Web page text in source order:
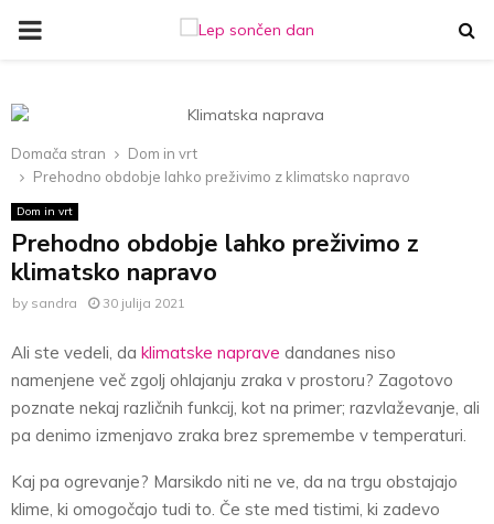
PRIMARY
Domača stran
Dom in vrt
Prehodno obdobje lahko preživimo z klimatsko napravo
Dom in vrt
Prehodno obdobje lahko preživimo z
klimatsko napravo
by sandra 30 julija 2021
Ali ste vedeli, da klimatske naprave dandanes niso
namenjene več zgolj ohlajanju zraka v prostoru? Zagotovo
poznate nekaj različnih funkcij, kot na primer; razvlaževanje, ali
pa denimo izmenjavo zraka brez spremembe v temperaturi.
Kaj pa ogrevanje? Marsikdo niti ne ve, da na trgu obstajajo
klime, ki omogočajo tudi to. Če ste med tistimi, ki zadevo